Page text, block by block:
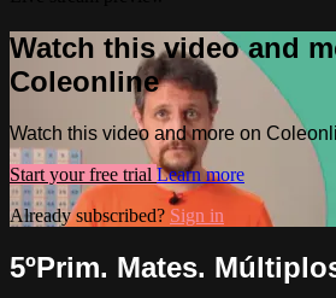
Watch this video and
Coleonline
Watch this video and more on
Start your free trial Learn more
Already subscribed? Sign in
5ºPrim. Mates.